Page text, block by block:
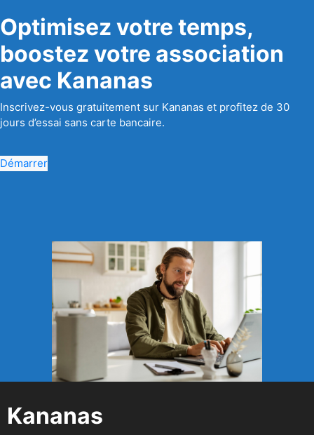
Optimisez votre temps,
boostez votre association
avec Kananas
Inscrivez-vous gratuitement sur Kananas et profitez de 30
jours d’essai sans carte bancaire.
Démarrer
Kananas